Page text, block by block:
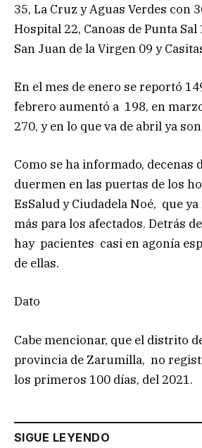
35, La Cruz y Aguas Verdes con
Hospital 22, Canoas de Punta Sal
San Juan de la Virgen 09 y
En el mes de enero se reportó
febrero aumentó a 198, en
270, y en lo que va de abril ya
Como se ha informado, decenas
duermen en las puertas de los
EsSalud y Ciudadela Noé, que
más para los afectados. Detrás
hay pacientes casi en agonía
de ellas.
Dato
Cabe mencionar, que el distrito
provincia de Zarumilla, no
los primeros 100 días, del 2021.
SIGUE LEYENDO